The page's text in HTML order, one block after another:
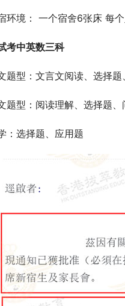
环境： 一个宿舍6张床 每
考中英数三科
题型：文言文阅读、选择
题型：阅读理解、选择题
：选择题、应用题